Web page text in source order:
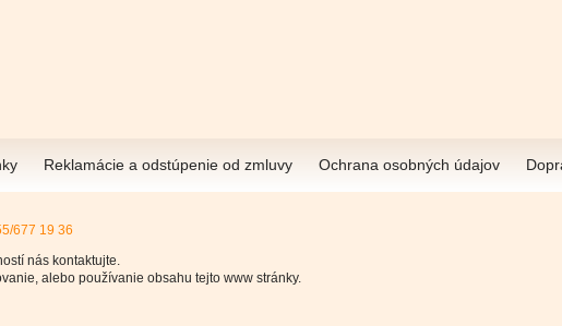
Reklamácie a odstúpenie od zmluvy Ochrana osobných údajov
677 19 36
nás kontaktujte.
alebo používanie obsahu tejto www stránky.